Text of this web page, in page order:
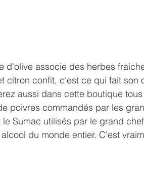
d'olive associe des herbes
citron confit, c'est ce qui fait son
aussi dans cette boutique
poivres commandés par les
le Sumac utilisés par le grand
du monde entier. C'est